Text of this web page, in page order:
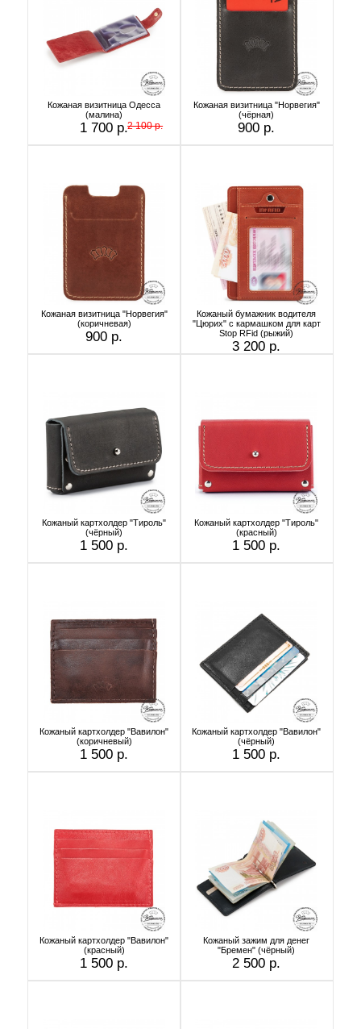
Кожаная визитница Одесса
(малина)
1 700 р.2 100 р.
Кожаная визитница "Норвегия"
(чёрная)
900 р.
Кожаная визитница "Норвегия"
(коричневая)
900 р.
Кожаный бумажник водителя
"Цюрих" с кармашком для карт
Stop RFid (рыжий)
3 200 р.
Кожаный картхолдер "Тироль"
(чёрный)
1 500 р.
Кожаный картхолдер "Тироль"
(красный)
1 500 р.
Кожаный картхолдер "Вавилон"
(коричневый)
1 500 р.
Кожаный картхолдер "Вавилон"
(чёрный)
1 500 р.
Кожаный картхолдер "Вавилон"
(красный)
1 500 р.
Кожаный зажим для денег
"Бремен" (чёрный)
2 500 р.